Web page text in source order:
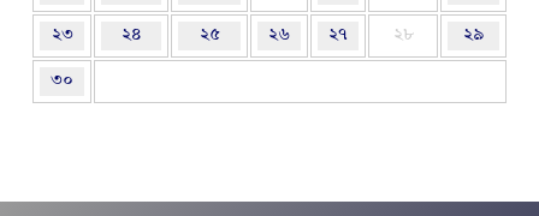
২৩ ২৪ ২৫ ২৬ ২৭ ২৮ ২৯
৩০